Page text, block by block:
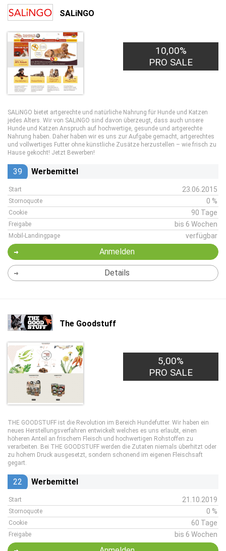
SALiNGO
10,00%
PRO SALE
SALiNGO bietet artgerechte und natürliche Nahrung für Hunde und Katzen
jedes Alters. Wir von SALiNGO sind davon überzeugt, dass auch unsere
Hunde und Katzen Anspruch auf hochwertige, gesunde und artgerechte
Nahrung haben. Daher haben wir es uns zur Aufgabe gemacht, artgerechtes
und vollwertiges Futter ohne künstliche Zusätze herzustellen – wie frisch zu
Hause gekocht! Jetzt Bewerben!
39 Werbemittel
Start 23.06.2015
Stornoquote 0 %
Cookie 90 Tage
Freigabe bis 6 Wochen
Mobil-Landingpage verfügbar
Anmelden
Details
The Goodstuff
5,00%
PRO SALE
THE GOODSTUFF ist die Revolution im Bereich Hundefutter. Wir haben ein
neues Herstellungsverfahren entwickelt welches es uns erlaubt, einen
höheren Anteil an frischem Fleisch und hochwertigen Rohstoffen zu
verarbeiten. Bei THE GOODSTUFF werden die Zutaten niemals überhitzt oder
zu hohem Druck ausgesetzt, sondern schonend im eigenen Fleischsaft
gegart.
22 Werbemittel
Start 21.10.2019
Stornoquote 0 %
Cookie 60 Tage
Freigabe bis 6 Wochen